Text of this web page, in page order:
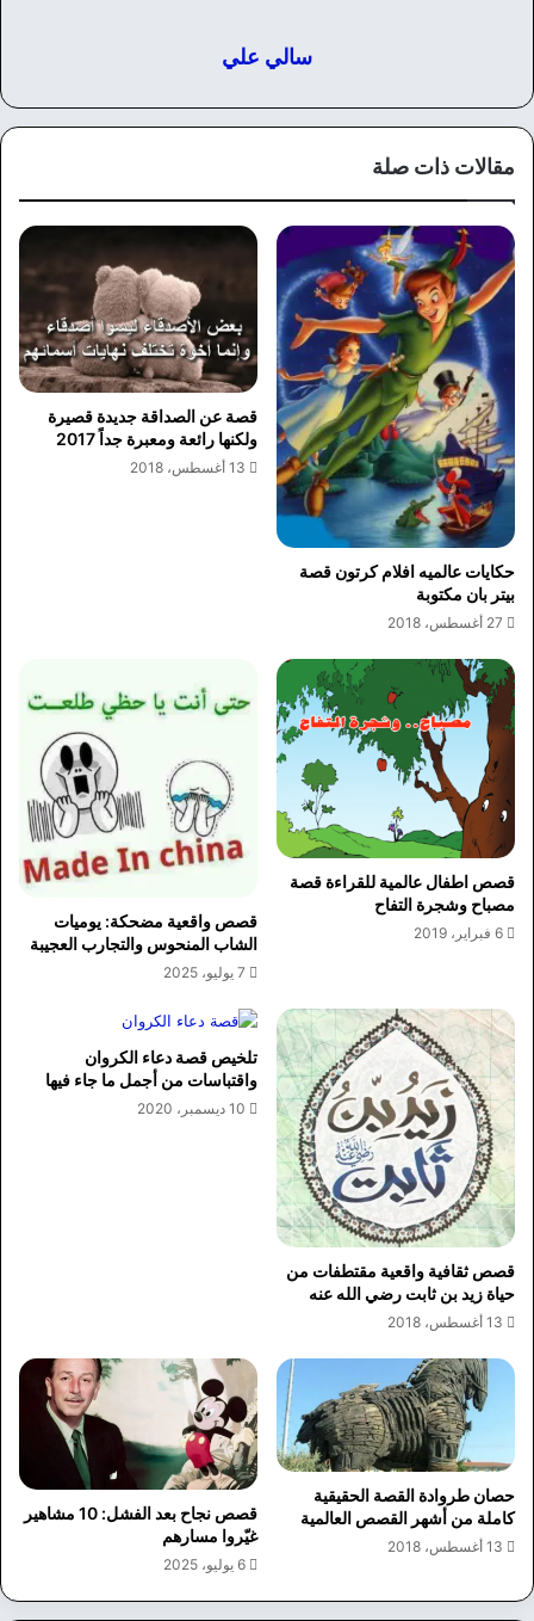
سالي علي
مقالات ذات صلة
حكايات عالميه افلام كرتون قصة
بيتر بان مكتوبة
27 أغسطس، 2018
قصة عن الصداقة جديدة قصيرة
ولكنها رائعة ومعبرة جداً 2017
13 أغسطس، 2018
قصص اطفال عالمية للقراءة قصة
مصباح وشجرة التفاح
6 فبراير، 2019
قصص واقعية مضحكة: يوميات
الشاب المنحوس والتجارب العجيبة
7 يوليو، 2025
قصص ثقافية واقعية مقتطفات من
حياة زيد بن ثابت رضي الله عنه
13 أغسطس، 2018
تلخيص قصة دعاء الكروان
واقتباسات من أجمل ما جاء فيها
10 ديسمبر، 2020
حصان طروادة القصة الحقيقية
كاملة من أشهر القصص العالمية
13 أغسطس، 2018
قصص نجاح بعد الفشل: 10 مشاهير
غيّروا مسارهم
6 يوليو، 2025